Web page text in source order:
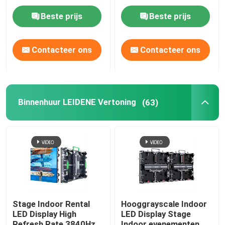
Doorzichtig LED-scherm
LED-gaasscherm
Flexibele LEIDENE het Schermvertoning
openlucht geleide tekens
Buiten LED-strooklicht
Het creatieve LEIDENE Vertoningsscherm
Beste prijs
Contacteer ons
Beste prijs
Contacteer ons
Binnenhuur LEIDENE Vertoning (63)
Stage Indoor Rental
LED Display High
Hooggrayscale Indoor
LED Display Stage